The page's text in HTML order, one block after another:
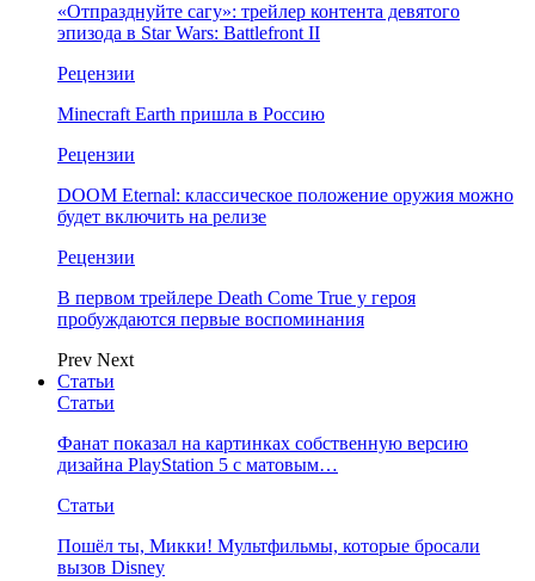
«Отпразднуйте сагу»: трейлер контента девятого
эпизода в Star Wars: Battlefront II
Рецензии
Minecraft Earth пришла в Россию
Рецензии
DOOM Eternal: классическое положение оружия можно
будет включить на релизе
Рецензии
В первом трейлере Death Come True у героя
пробуждаются первые воспоминания
Prev Next
Статьи
Статьи
Фанат показал на картинках собственную версию
дизайна PlayStation 5 с матовым…
Статьи
Пошёл ты, Микки! Мультфильмы, которые бросали
вызов Disney